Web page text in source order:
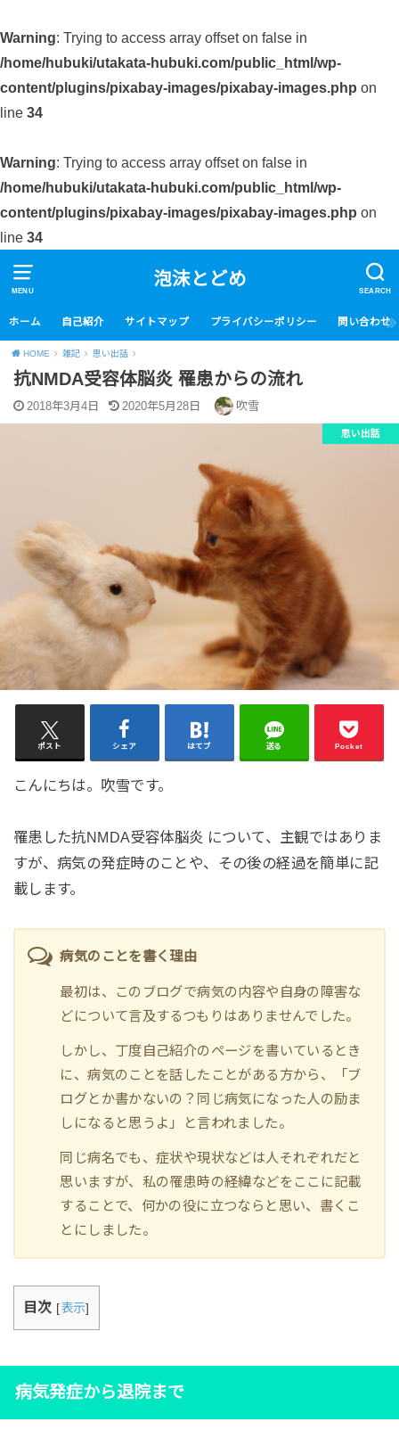
Warning: Trying to access array offset on false in
/home/hubuki/utakata-hubuki.com/public_html/wp-
content/plugins/pixabay-images/pixabay-images.php on
line 34
Warning: Trying to access array offset on false in
/home/hubuki/utakata-hubuki.com/public_html/wp-
content/plugins/pixabay-images/pixabay-images.php on
line 34
MENU SEARCH
泡沫とどめ
ホーム 自己紹介 サイトマップ プライバシーポリシー 問い合わせ
HOME 雑記 思い出話
抗NMDA受容体脳炎 罹患からの流れ
2018年3月4日 2020年5月28日 吹雪
思い出話
ポスト シェア はてブ 送る Pocket
こんにちは。吹雪です。
罹患した抗NMDA受容体脳炎 について、主観ではありま
すが、病気の発症時のことや、その後の経過を簡単に記
載します。
病気のことを書く理由
最初は、このブログで病気の内容や自身の障害な
どについて言及するつもりはありませんでした。
しかし、丁度自己紹介のページを書いているとき
に、病気のことを話したことがある方から、「ブ
ログとか書かないの？同じ病気になった人の励ま
しになると思うよ」と言われました。
同じ病名でも、症状や現状などは人それぞれだと
思いますが、私の罹患時の経緯などをここに記載
することで、何かの役に立つならと思い、書くこ
とにしました。
目次 [表示]
病気発症から退院まで